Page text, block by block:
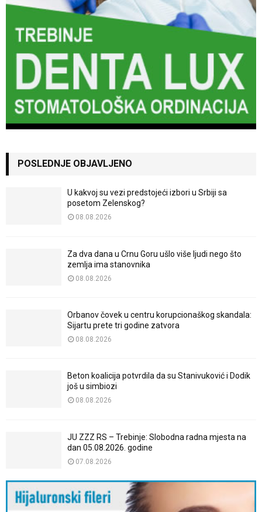
POSLEDNJE OBJAVLJENO
U kakvoj su vezi predstojeći izbori u Srbiji sa
posetom Zelenskog?
08.08.2026
Za dva dana u Crnu Goru ušlo više ljudi nego što
zemlja ima stanovnika
08.08.2026
Orbanov čovek u centru korupcionaškog skandala:
Sijartu prete tri godine zatvora
08.08.2026
Beton koalicija potvrdila da su Stanivuković i Dodik
još u simbiozi
08.08.2026
JU ZZZ RS – Trebinje: Slobodna radna mjesta na
dan 05.08.2026. godine
07.08.2026